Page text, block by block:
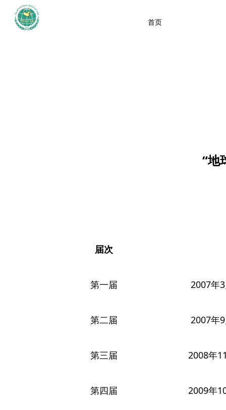
首页
“地
届次
第一届 2007年
第二届 2007年
第三届 2008年
第四届 2009年